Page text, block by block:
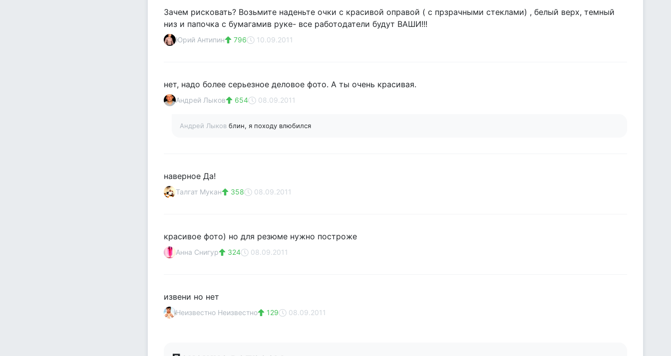
Зачем рисковать? Возьмите наденьте очки с красивой оправой ( с прзрачными стеклами) , белый верх, темный
низ и папочка с бумагамив руке- все работодатели будут ВАШИ!!!
Юрий Антипин 796 10.09.2011
нет, надо более серьезное деловое фото. А ты очень красивая.
Андрей Лыков 654 08.09.2011
Андрей Лыков блин, я походу влюбился
наверное Да!
Талгат Мукан 358 08.09.2011
красивое фото) но для резюме нужно построже
Анна Снигур 324 08.09.2011
извени но нет
Неизвестно Неизвестно 129 08.09.2011